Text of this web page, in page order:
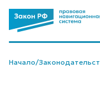
Начало/